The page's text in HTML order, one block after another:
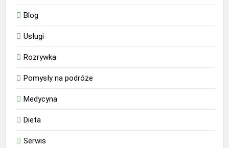
Blog
Usługi
Rozrywka
Pomysły na podróże
Medycyna
Dieta
Serwis